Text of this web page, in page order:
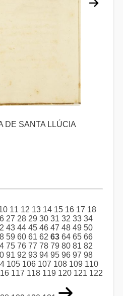
DE SANTA LLÚCIA
11 12 13 14 15 16 17 18
27 28 29 30 31 32 33 34
43 44 45 46 47 48 49 50
59 60 61 62 63 64 65 66
75 76 77 78 79 80 81 82
91 92 93 94 95 96 97 98
105 106 107 108 109 110
117 118 119 120 121 122